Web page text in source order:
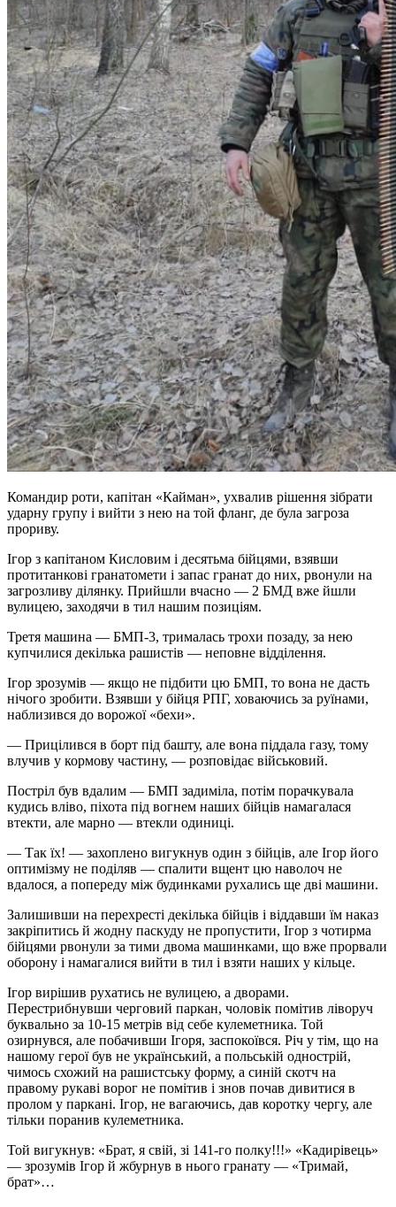
Командир роти, капітан «Кайман», ухвалив рішення зібрати
ударну групу і вийти з нею на той фланг, де була загроза
прориву.
Ігор з капітаном Кисловим і десятьма бійцями, взявши
протитанкові гранатомети і запас гранат до них, рвонули на
загрозливу ділянку. Прийшли вчасно — 2 БМД вже йшли
вулицею, заходячи в тил нашим позиціям.
Третя машина — БМП-3, трималась трохи позаду, за нею
купчилися декілька рашистів — неповне відділення.
Ігор зрозумів — якщо не підбити цю БМП, то вона не дасть
нічого зробити. Взявши у бійця РПГ, ховаючись за руїнами,
наблизився до ворожої «бехи».
— Прицілився в борт під башту, але вона піддала газу, тому
влучив у кормову частину, — розповідає військовий.
Постріл був вдалим — БМП задиміла, потім порачкувала
кудись вліво, піхота під вогнем наших бійців намагалася
втекти, але марно — втекли одиниці.
— Так їх! — захоплено вигукнув один з бійців, але Ігор його
оптимізму не поділяв — спалити вщент цю наволоч не
вдалося, а попереду між будинками рухались ще дві машини.
Залишивши на перехресті декілька бійців і віддавши їм наказ
закріпитись й жодну паскуду не пропустити, Ігор з чотирма
бійцями рвонули за тими двома машинками, що вже прорвали
оборону і намагалися вийти в тил і взяти наших у кільце.
Ігор вирішив рухатись не вулицею, а дворами.
Перестрибнувши черговий паркан, чоловік помітив ліворуч
буквально за 10-15 метрів від себе кулеметника. Той
озирнувся, але побачивши Ігоря, заспокоївся. Річ у тім, що на
нашому герої був не український, а польській однострій,
чимось схожий на рашистську форму, а синій скотч на
правому рукаві ворог не помітив і знов почав дивитися в
пролом у паркані. Ігор, не вагаючись, дав коротку чергу, але
тільки поранив кулеметника.
Той вигукнув: «Брат, я свій, зі 141-го полку!!!» «Кадирівець»
— зрозумів Ігор й жбурнув в нього гранату — «Тримай,
брат»…